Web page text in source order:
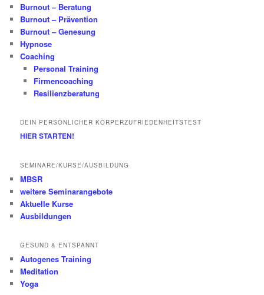
Burnout – Beratung
Burnout – Prävention
Burnout – Genesung
Hypnose
Coaching
Personal Training
Firmencoaching
Resilienzberatung
DEIN PERSÖNLICHER KÖRPERZUFRIEDENHEITSTEST
HIER STARTEN!
SEMINARE/KURSE/AUSBILDUNG
MBSR
weitere Seminarangebote
Aktuelle Kurse
Ausbildungen
GESUND & ENTSPANNT
Autogenes Training
Meditation
Yoga